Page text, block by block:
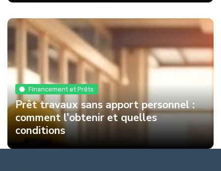
Financement et Prêts
Prêt travaux sans apport personnel :
comment l'obtenir et quelles
conditions